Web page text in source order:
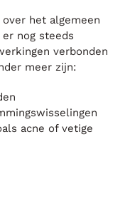
het algemeen
nog steeds
verbonden
meer zijn:
acne of vetige